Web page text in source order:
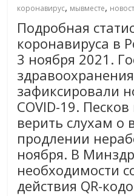
коронавирус, мывместе,
Подробная
коронавируса в
3 ноября 2021.
зафиксировали
COVID-19.
верить слухам о
продлении
ноября. В
необходимости
действия QR-